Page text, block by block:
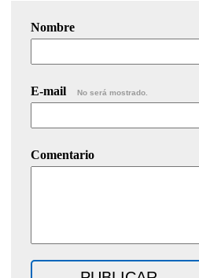
Nombre
E-mail No será mostrado.
Comentario